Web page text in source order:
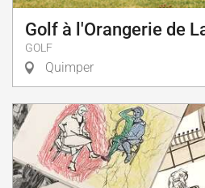
Golf à l'Orangerie de
GOLF
Quimper